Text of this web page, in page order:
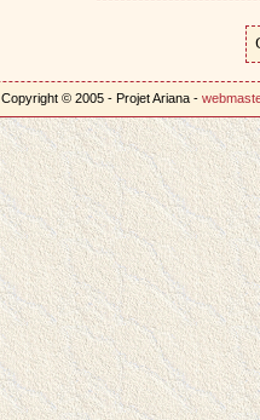
Copyright © 2005 - Projet Ariana -